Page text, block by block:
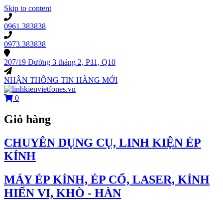
Skip to content
0961.383838
0973.383838
207/19 Đường 3 tháng 2, P11, Q10
NHẬN THÔNG TIN HÀNG MỚI
0
Giỏ hàng
CHUYÊN DỤNG CỤ, LINH KIỆN ÉP
KÍNH
MÁY ÉP KÍNH, ÉP CỔ, LASER, KÍNH
HIỂN VI, KHÒ - HÀN